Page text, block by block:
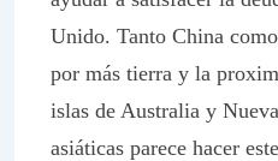
Unido. Tanto China
por más tierra y la
islas de Australia y
asiáticas parece hacer